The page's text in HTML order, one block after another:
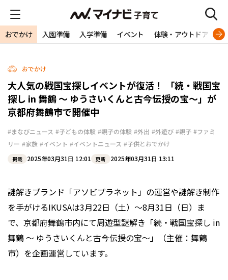
おでかけ 入園準備 入学準備 イベント 体験・アウトドア 旅
おでかけ
大人気の戦国宝探しイベントが復活！ 「続・戦国宝
探し in 舞鶴 ～ ゆうさいくんと古今伝授の宝～」が
京都府舞鶴市で開催中
#まなびニュース #子どもの体験 #親子の体験 #外出 #外遊び #親子 #ファミ
リー #家族 #イベント #イベントニュース #子供とおでかけ
掲載 2025年03月31日 12:01 更新 2025年03月31日 13:11
謎解きブランド「アソビプラネット」の運営や謎解き制作
を手がけるIKUSAは3月22日（土）〜8月31日（日）ま
で、京都府舞鶴市内にて周遊型謎解き「続・戦国宝探し in
舞鶴 〜 ゆうさいくんと古今伝授の宝〜」（主催：舞鶴
市）を企画運営しています。